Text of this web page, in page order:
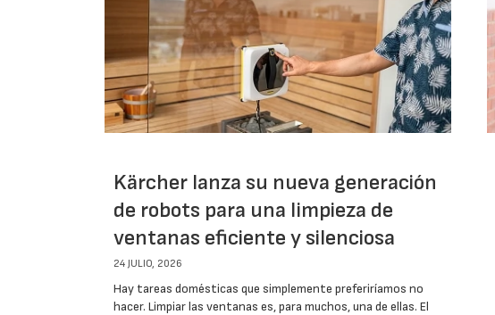
Kärcher lanza su nueva generación
de robots para una limpieza de
ventanas eficiente y silenciosa
24 JULIO, 2026
Hay tareas domésticas que simplemente preferiríamos no
hacer. Limpiar las ventanas es, para muchos, una de ellas. El